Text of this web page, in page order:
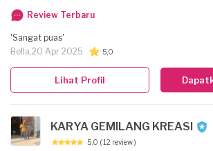
Review Terbaru
'Sangat puas'
Bella,20 Apr 2025 5,0
Lihat Profil
KARYA GEMILANG KREASI
5.0 ( 12 review )